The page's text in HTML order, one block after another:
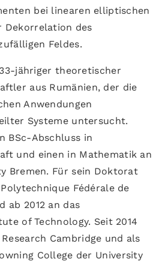
bei linearen elliptischen
Dekorrelation des
Feldes.
jähriger theoretischer
aus Rumänien, der die
Anwendungen
Systeme untersucht.
BSc-Abschluss in
und einen in Mathematik an
Bremen. Für sein Doktorat
Fédérale de
ab 2012 an das
of Technology. Seit 2014
Cambridge und als
College der University